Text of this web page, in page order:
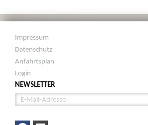
Impressum
Datenschutz
Anfahrtsplan
Login
NEWSLETTER